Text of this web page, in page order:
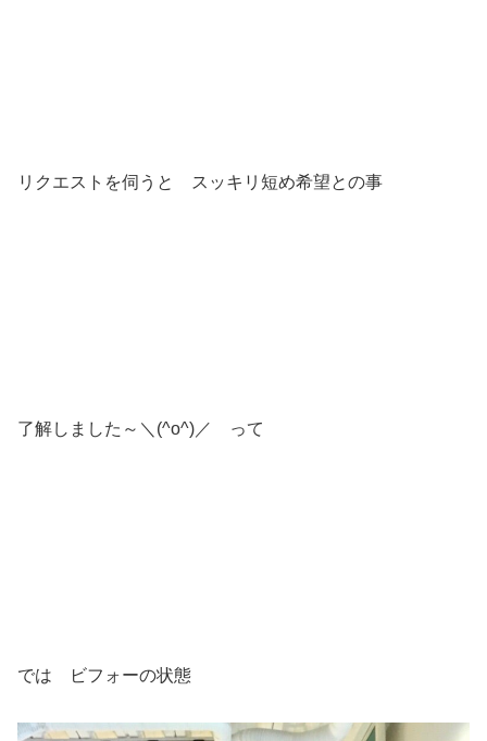
リクエストを伺うと スッキリ短め希望との事
了解しました～＼(^o^)／ って
では ビフォーの状態